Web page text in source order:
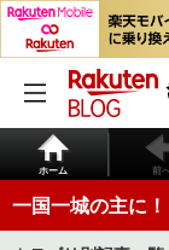
ホーム 前
一国一城の主に！